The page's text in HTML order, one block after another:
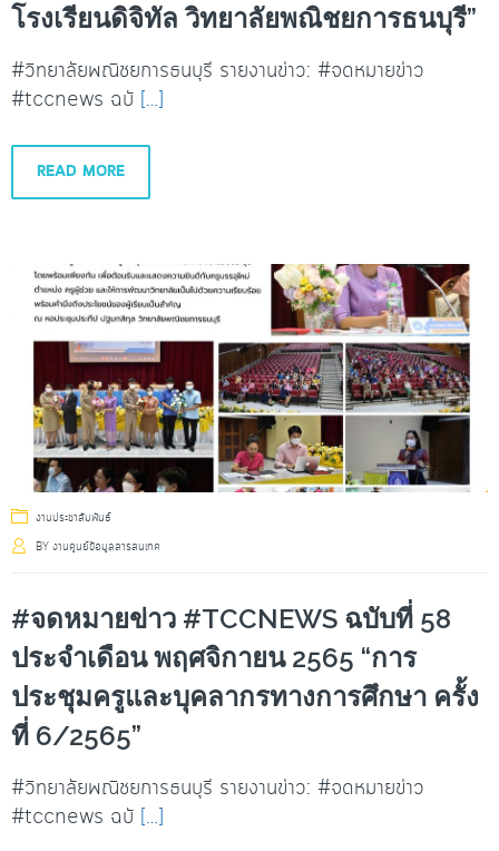
โรงเรียนดิจิทัล วิทยาลัยพณิชยการธนบุรี”
#วิทยาลัยพณิชยการธนบุรี รายงานข่าว: #จดหมายข่าว
#tccnews ฉบั […]
READ MORE
งานประชาสัมพันธ์
BY งานศูนย์ข้อมูลสารสนเทศ
#จดหมายข่าว #TCCNEWS ฉบับที่ 58
ประจำเดือน พฤศจิกายน 2565 “การ
ประชุมครูและบุคลากรทางการศึกษา ครั้ง
ที่ 6/2565”
#วิทยาลัยพณิชยการธนบุรี รายงานข่าว: #จดหมายข่าว
#tccnews ฉบั […]